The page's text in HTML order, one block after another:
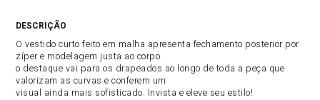
O vestido curto feito em malha apresenta fechamento posterior por
zíper e modelagem justa ao corpo.
o destaque vai para os drapeados ao longo de toda a peça que
valorizam as curvas e conferem um
visual ainda mais sofisticado. Invista e eleve seu estilo!